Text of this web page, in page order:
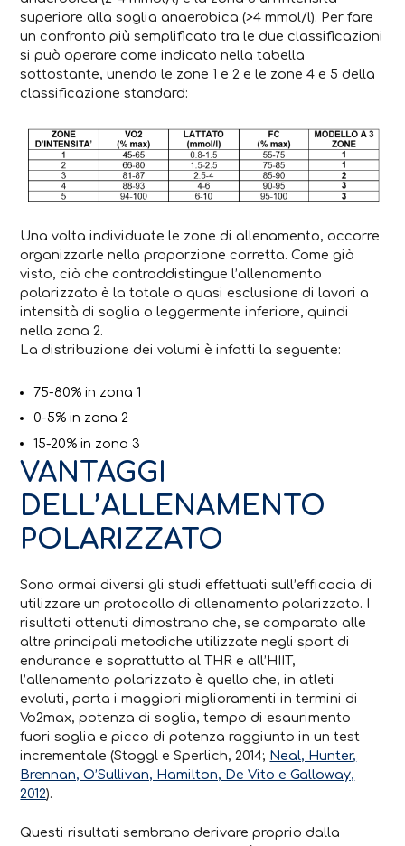
superiore alla soglia anaerobica (>4 mmol/l). Per fare
un confronto più semplificato tra le due classificazioni
si può operare come indicato nella tabella
sottostante, unendo le zone 1 e 2 e le zone 4 e 5 della
classificazione standard:
Una volta individuate le zone di allenamento, occorre
organizzarle nella proporzione corretta. Come già
visto, ciò che contraddistingue l’allenamento
polarizzato è la totale o quasi esclusione di lavori a
intensità di soglia o leggermente inferiore, quindi
nella zona 2.
La distribuzione dei volumi è infatti la seguente:
75-80% in zona 1
0-5% in zona 2
15-20% in zona 3
VANTAGGI
DELL’ALLENAMENTO
POLARIZZATO
Sono ormai diversi gli studi effettuati sull’efficacia di
utilizzare un protocollo di allenamento polarizzato. I
risultati ottenuti dimostrano che, se comparato alle
altre principali metodiche utilizzate negli sport di
endurance e soprattutto al THR e all’HIIT,
l’allenamento polarizzato è quello che, in atleti
evoluti, porta i maggiori miglioramenti in termini di
Vo2max, potenza di soglia, tempo di esaurimento
fuori soglia e picco di potenza raggiunto in un test
incrementale (Stoggl e Sperlich, 2014; Neal, Hunter,
Brennan, O’Sullivan, Hamilton, De Vito e Galloway,
2012).
Questi risultati sembrano derivare proprio dalla